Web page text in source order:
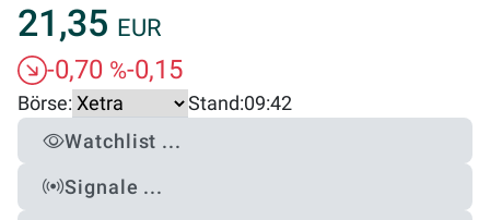
21,35 EUR
-0,70 %-0,15
Börse: Stand:09:42
Watchlist ...
Signale ...